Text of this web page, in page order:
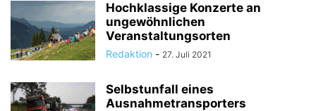
Hochklassige Konzerte an
ungewöhnlichen
Veranstaltungsorten
Redaktion - 27. Juli 2021
Selbstunfall eines
Ausnahmetransporters